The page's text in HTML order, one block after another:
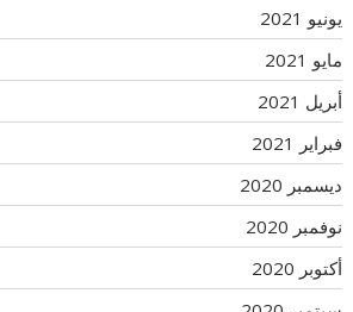
يونيو 2021
مايو 2021
أبريل 2021
فبراير 2021
ديسمبر 2020
نوفمبر 2020
أكتوبر 2020